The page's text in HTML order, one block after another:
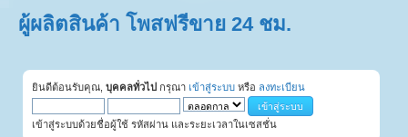
ผู้ผลิตสินค้า โพสฟรีขาย 24 ชม.
ยินดีต้อนรับคุณ, บุคคลทั่วไป กรุณา เข้าสู่ระบบ หรือ ลงทะเบียน
เข้าสู่ระบบด้วยชื่อผู้ใช้ รหัสผ่าน และระยะเวลาในเซสชั่น